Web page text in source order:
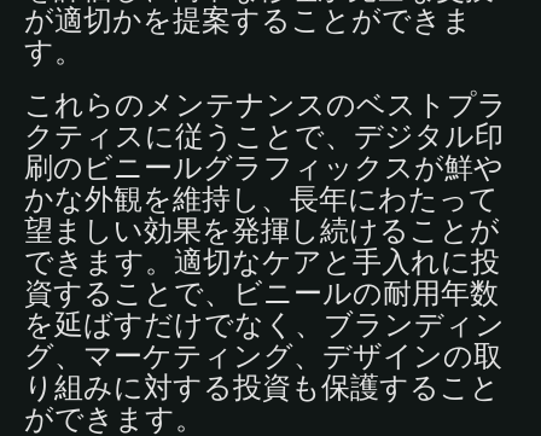
が適切かを提案することができま
す。
これらのメンテナンスのベストプラ
クティスに従うことで、デジタル印
刷のビニールグラフィックスが鮮や
かな外観を維持し、長年にわたって
望ましい効果を発揮し続けることが
できます。適切なケアと手入れに投
資することで、ビニールの耐用年数
を延ばすだけでなく、ブランディン
グ、マーケティング、デザインの取
り組みに対する投資も保護すること
ができます。